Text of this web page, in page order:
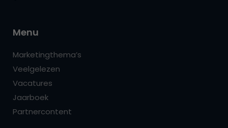
Menu
Marketingthema’s
Veelgelezen
Vacatures
Jaarboek
Partnercontent